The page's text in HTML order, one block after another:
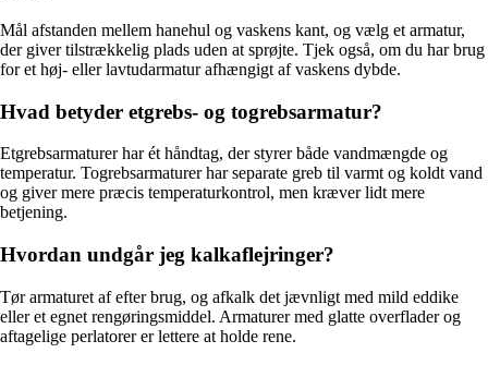
Mål afstanden mellem hanehul og vaskens kant, og vælg et armatur,
der giver tilstrækkelig plads uden at sprøjte. Tjek også, om du har brug
for et høj- eller lavtudarmatur afhængigt af vaskens dybde.
Hvad betyder etgrebs- og togrebsarmatur?
Etgrebsarmaturer har ét håndtag, der styrer både vandmængde og
temperatur. Togrebsarmaturer har separate greb til varmt og koldt vand
og giver mere præcis temperaturkontrol, men kræver lidt mere
betjening.
Hvordan undgår jeg kalkaflejringer?
Tør armaturet af efter brug, og afkalk det jævnligt med mild eddike
eller et egnet rengøringsmiddel. Armaturer med glatte overflader og
aftagelige perlatorer er lettere at holde rene.